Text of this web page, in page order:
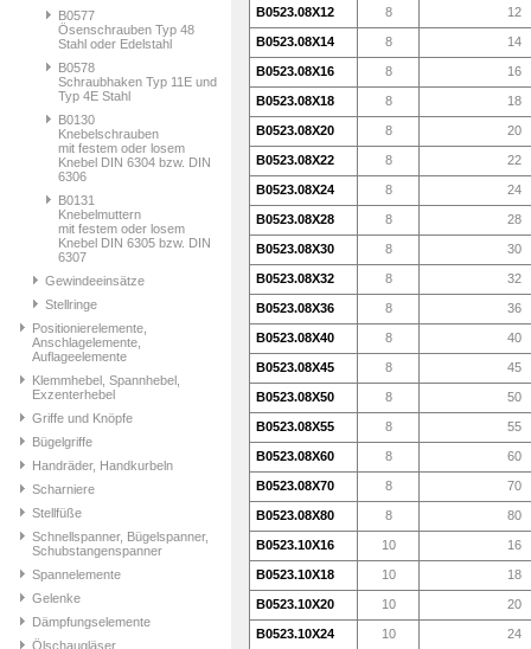
B0577
Ösenschrauben Typ 48
Stahl oder Edelstahl
B0578
Schraubhaken Typ 11E und
Typ 4E Stahl
B0130
Knebelschrauben
mit festem oder losem
Knebel DIN 6304 bzw. DIN
6306
B0131
Knebelmuttern
mit festem oder losem
Knebel DIN 6305 bzw. DIN
6307
Gewindeeinsätze
Stellringe
Positionierelemente,
Anschlagelemente,
Auflageelemente
Klemmhebel, Spannhebel,
Exzenterhebel
Griffe und Knöpfe
Bügelgriffe
Handräder, Handkurbeln
Scharniere
Stellfüße
Schnellspanner, Bügelspanner,
Schubstangenspanner
Spannelemente
Gelenke
Dämpfungselemente
Ölschaugläser,
B0523.08X12 8 12
B0523.08X14 8 14
B0523.08X16 8 16
B0523.08X18 8 18
B0523.08X20 8 20
B0523.08X22 8 22
B0523.08X24 8 24
B0523.08X28 8 28
B0523.08X30 8 30
B0523.08X32 8 32
B0523.08X36 8 36
B0523.08X40 8 40
B0523.08X45 8 45
B0523.08X50 8 50
B0523.08X55 8 55
B0523.08X60 8 60
B0523.08X70 8 70
B0523.08X80 8 80
B0523.10X16 10 16
B0523.10X18 10 18
B0523.10X20 10 20
B0523.10X24 10 24